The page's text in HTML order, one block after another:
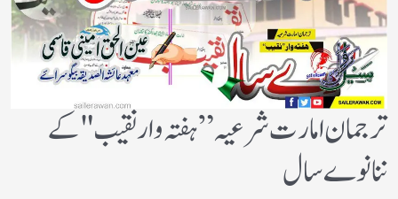
ترجمان امارت شرعیہ”ہفتہ وار نقیب "کے
ننانوے سال